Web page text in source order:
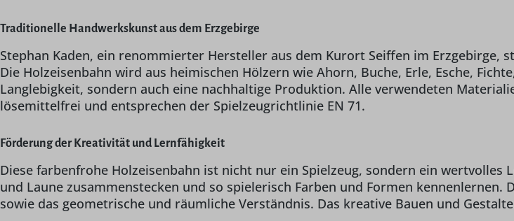
Traditionelle Handwerkskunst aus dem Erzgebirge
Stephan Kaden, ein renommierter Hersteller aus dem Kurort Seiffen im
Die Holzeisenbahn wird aus heimischen Hölzern wie Ahorn, Buche, Erle, Esche,
Langlebigkeit, sondern auch eine nachhaltige Produktion. Alle verwendeten
lösemittelfrei und entsprechen der Spielzeugrichtlinie EN 71.
Förderung der Kreativität und Lernfähigkeit
Diese farbenfrohe Holzeisenbahn ist nicht nur ein Spielzeug, sondern ein
und Laune zusammenstecken und so spielerisch Farben und Formen
sowie das geometrische und räumliche Verständnis. Das kreative Bauen und